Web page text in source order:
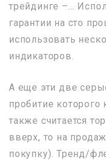
трейдинге –…
гарантии на сто
использовать
индикаторов.
А еще эти две
пробитие которого
также считается
вверх, то на
покупку). Тренд/